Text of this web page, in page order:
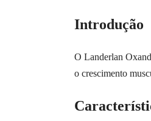
Introdução
O Landerlan
o crescimento